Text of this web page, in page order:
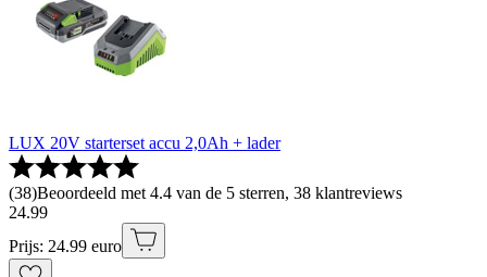
LUX 20V starterset accu 2,0Ah + lader
(38)Beoordeeld met 4.4 van de 5 sterren, 38 klantreviews
24.99
Prijs: 24.99 euro